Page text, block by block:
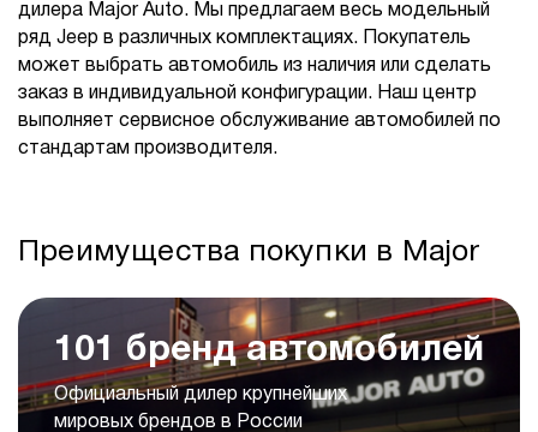
дилера Major Auto. Мы предлагаем весь модельный
ряд Jeep в различных комплектациях. Покупатель
может выбрать автомобиль из наличия или сделать
заказ в индивидуальной конфигурации. Наш центр
выполняет сервисное обслуживание автомобилей по
стандартам производителя.
Преимущества покупки в Major
101 бренд автомобилей
Официальный дилер крупнейших
мировых брендов в России